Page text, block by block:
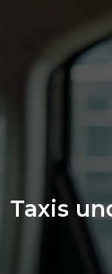
Taxis